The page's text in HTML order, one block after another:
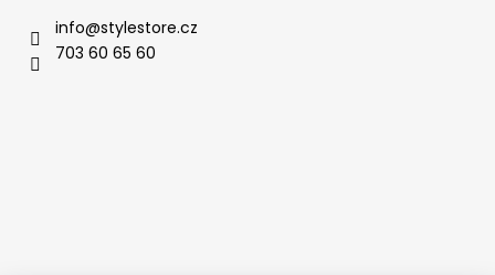
info@stylestore.cz
703 60 65 60